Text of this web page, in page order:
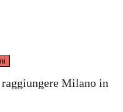
Milano in